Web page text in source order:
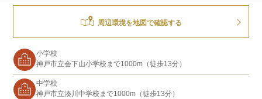
周辺環境を地図で確認する
小学校
神戸市立会下山小学校まで1000m（徒歩13分）
中学校
神戸市立湊川中学校まで1000m（徒歩13分）